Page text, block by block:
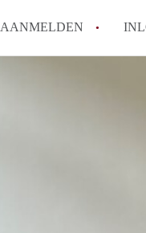
AANMELDEN